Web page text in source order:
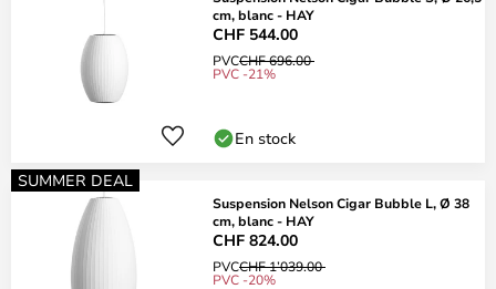
cm, blanc - HAY
CHF 544.00
PVCCHF 696.00
PVC -21%
En stock
SUMMER DEAL
Suspension Nelson Cigar Bubble L, Ø 38
cm, blanc - HAY
CHF 824.00
PVCCHF 1’039.00
PVC -20%